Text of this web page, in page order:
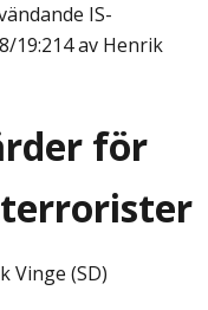
IS-
19:214 av Henrik
för
Vinge (SD)